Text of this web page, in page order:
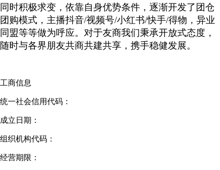
同时积极求变，依靠自身优势条件，逐渐开发了团仓
团购模式，主播抖音/视频号/小红书/快手/得物，异业
同盟等等做为呼应。对于友商我们秉承开放式态度，
随时与各界朋友共商共建共享，携手稳健发展。
工商信息
统一社会信用代码：
成立日期：
组织机构代码：
经营期限：